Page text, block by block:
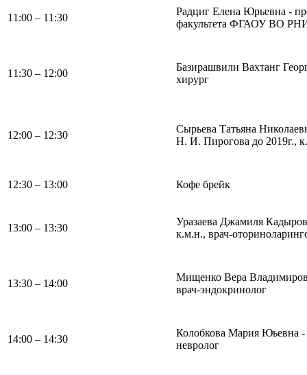
11:00 – 11:30
Радциг Елена Юрьевна -
факультета ФГАОУ ВО
11:30 – 12:00
Базирашвили Вахтанг
хирург
12:00 – 12:30
Сырьева Татьяна
Н. И. Пирогова до 2019г.,
12:30 – 13:00 Кофе брейк
13:00 – 13:30
Уразаева Джамиля
к.м.н., врач-
13:30 – 14:00
Мищенко Вера
врач-эндокринолог
14:00 – 14:30
Колобкова Мария
невролог